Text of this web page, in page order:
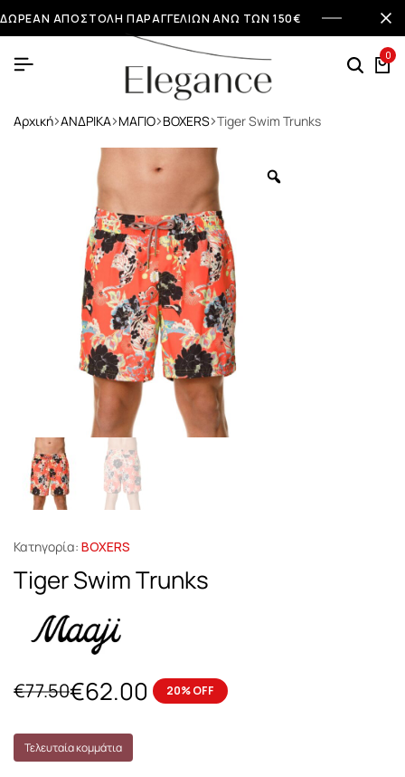
ΔΩΡΕΑΝ ΑΠΟΣΤΟΛΗ ΠΑΡΑΓΓΕΛΙΩΝ ΑΝΩ ΤΩΝ 150€
0
Αρχική ΑΝΔΡΙΚΑ ΜΑΓΙΟ BOXERS Tiger Swim Trunks
Κατηγορία: BOXERS
Tiger Swim Trunks
€77.50€62.00 20% OFF
Τελευταία κομμάτια